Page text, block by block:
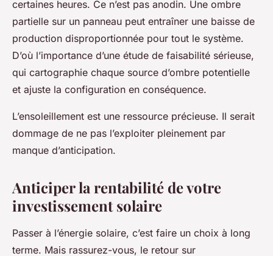
certaines heures. Ce n’est pas anodin. Une ombre
partielle sur un panneau peut entraîner une baisse de
production disproportionnée pour tout le système.
D’où l’importance d’une étude de faisabilité sérieuse,
qui cartographie chaque source d’ombre potentielle
et ajuste la configuration en conséquence.
L’ensoleillement est une ressource précieuse. Il serait
dommage de ne pas l’exploiter pleinement par
manque d’anticipation.
Anticiper la rentabilité de votre
investissement solaire
Passer à l’énergie solaire, c’est faire un choix à long
terme. Mais rassurez-vous, le retour sur